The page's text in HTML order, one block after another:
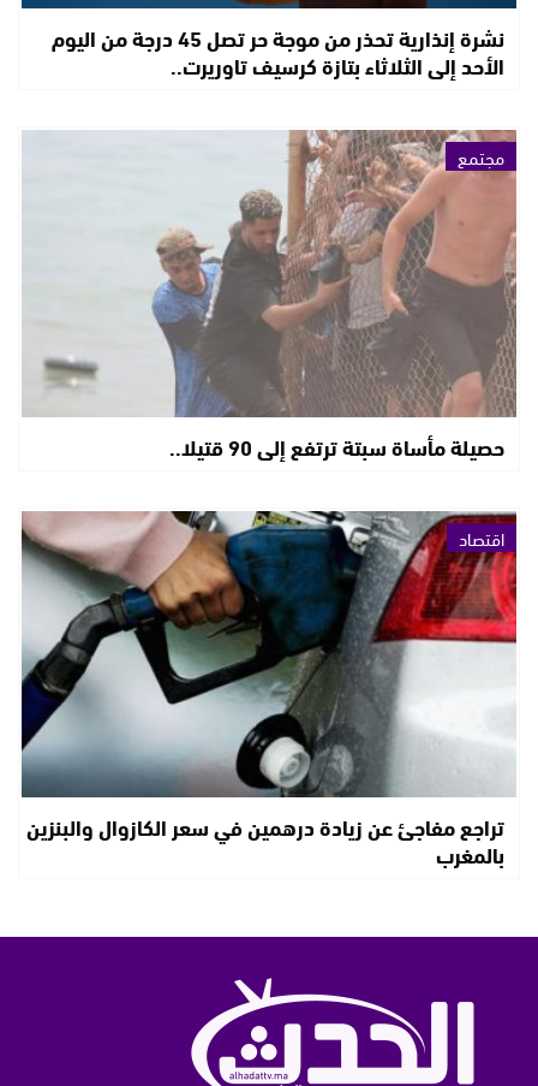
نشرة إنذارية تحذر من موجة حر تصل 45 درجة من اليوم
الأحد إلى الثلاثاء بتازة كرسيف تاوريرت..
مجتمع
حصيلة مأساة سبتة ترتفع إلى 90 قتيلا..
اقتصاد
تراجع مفاجئ عن زيادة درهمين في سعر الكازوال والبنزين
بالمغرب